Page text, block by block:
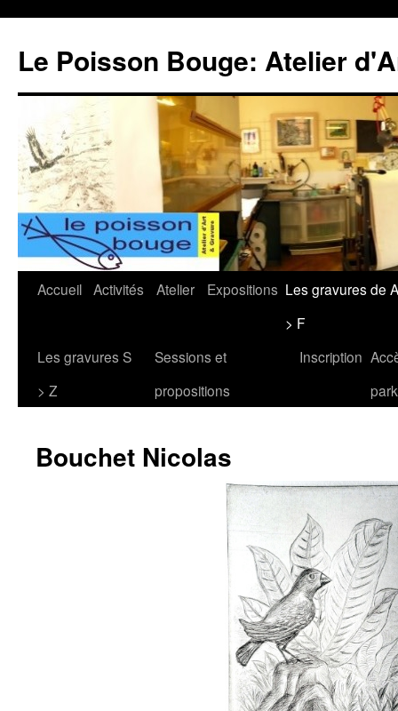
Le Poisson Bouge: Atelier
Aller
contenu
Accueil Activités Atelier Expositions Les gravures de A
> F
Les gravures S
> Z
Sessions et
propositions
Inscription
Bouchet Nicolas